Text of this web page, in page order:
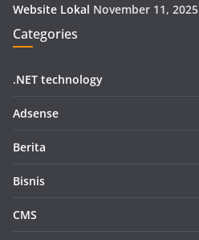
Website Lokal November 11, 2025
Categories
.NET technology
Adsense
Berita
Bisnis
CMS